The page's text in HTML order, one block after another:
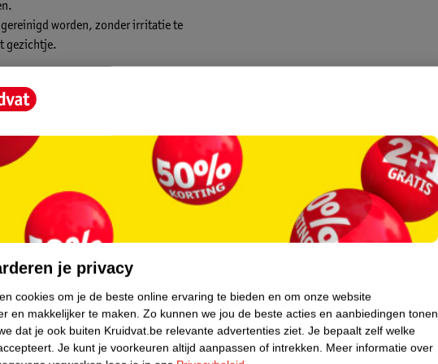
gereinigd worden, zonder irritatie te
gezichtje.
uit de verpakking en passen ze in
zonder concessies te doen aan de
je privacy
cookies om je de beste online ervaring te bieden en om onze website
en makkelijker te maken. Zo kunnen we jou de beste acties en aanbiedingen tonen
dat je ook buiten Kruidvat.be relevante advertenties ziet. Je bepaalt zelf welke
Je kunt je voorkeuren altijd aanpassen of intrekken. Meer informatie over